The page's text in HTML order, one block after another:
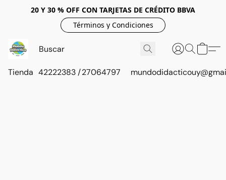
20 Y 30 % OFF CON TARJETAS DE CRÉDITO BBVA
Términos y Condiciones
Tienda 42222383 / 27064797